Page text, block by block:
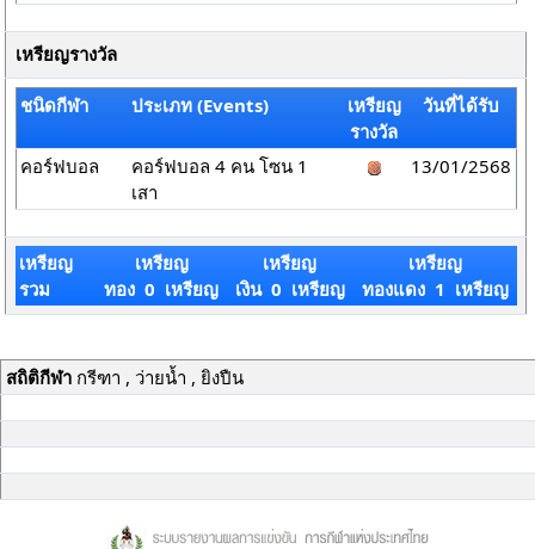
เหรียญรางวัล
ชนิดกีฬา ประเภท (Events)
เหรียญ
รางวัล
วันที่ได้รับ
คอร์ฟบอล
คอร์ฟบอล 4 คน โซน 1
เสา
13/01/2568
เหรียญ
รวม
เหรียญ
ทอง 0 เหรียญ
เหรียญ
เงิน 0 เหรียญ
เหรียญ
ทองแดง 1 เหรียญ
สถิติกีฬากรีฑา , ว่ายน้ำ , ยิงปืน